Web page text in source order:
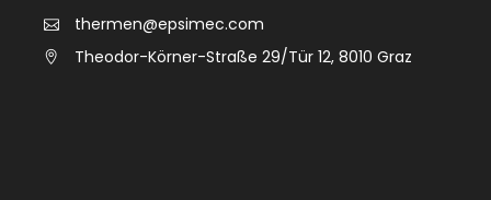
thermen@epsimec.com
Theodor-Körner-Straße 29/Tür 12, 8010 Graz